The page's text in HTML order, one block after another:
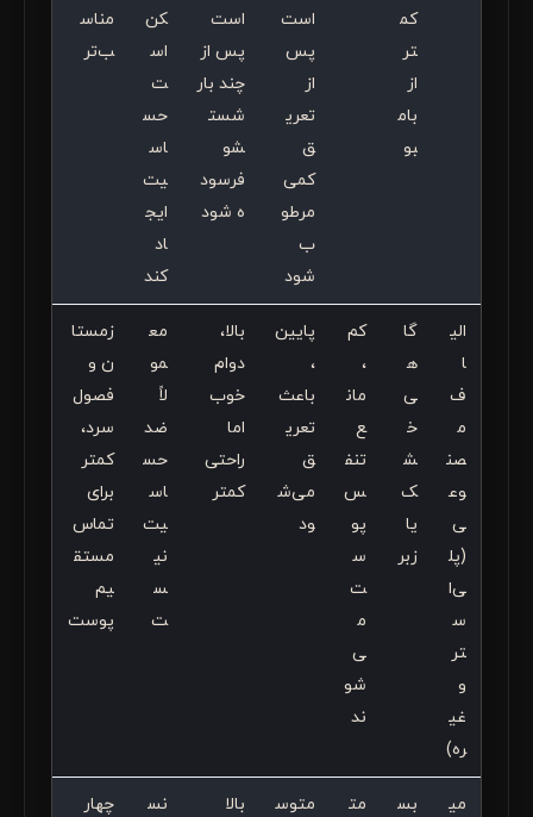
کم
تر
از
بام
بو
است
پس
از
تعری
ق
کمی
مرطو
ب
شود
است
پس از
چند بار
شست
شو
فرسود
ه شود
کن
اس
ت
حس
اس
یت
ایج
اد
کند
مناس
ب‌تر
الی
ا
ف
م
صن
وع
ی
(پل
ی‌ا
س
تر
و
غی
ره)
گا
ه
ی
خ
ش
ک
یا
زبر
کم
،
مان
ع
تنف
س
پو
س
ت
م
ی‌
شو
ند
پایین
،
باعث
تعری
ق
می‌ش
ود
بالا،
دوام
خوب
اما
راحتی
کمتر
مع
مو
لاً
ضد
حس
اس
یت
نی
س
ت
زمستا
ن و
فصول
سرد،
کمتر
برای
تماس
مستق
یم
پوست
می
بس
مت
متوس
بالا
نس
چهار